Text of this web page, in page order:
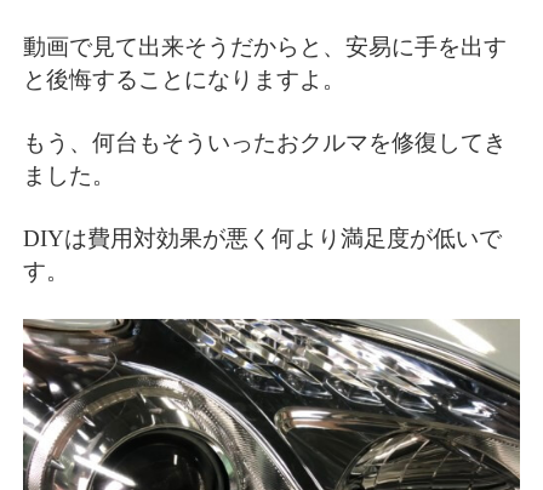
動画で見て出来そうだからと、安易に手を出す
と後悔することになりますよ。
もう、何台もそういったおクルマを修復してき
ました。
DIYは費用対効果が悪く何より満足度が低いで
す。